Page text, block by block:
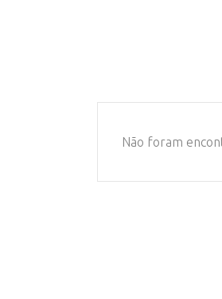
Não foram